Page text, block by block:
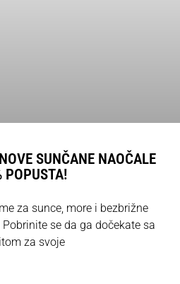
SUNČANE NAOČALE
POPUSTA!
za sunce, more i bezbrižne
se da ga dočekate sa
za svoje